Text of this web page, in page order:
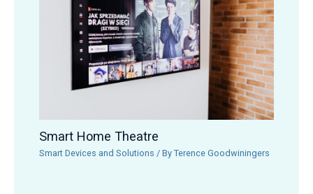
Smart Home Theatre
Smart Devices and Solutions / ByTerence Goodwiningers